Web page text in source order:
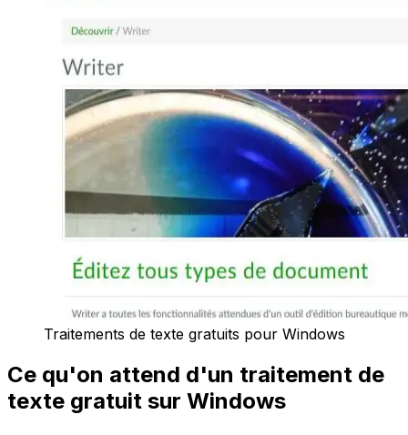
Traitements de texte gratuits pour Windows
Ce qu'on attend d'un traitement de
texte gratuit sur Windows